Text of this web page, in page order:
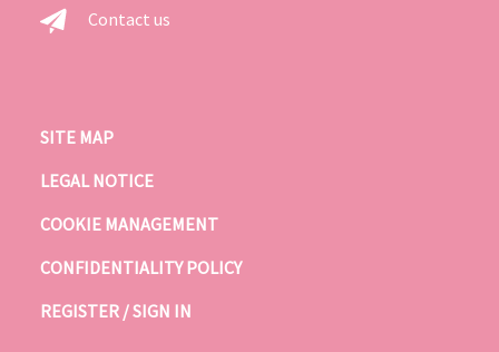
Contact us
SITE MAP
LEGAL NOTICE
COOKIE MANAGEMENT
CONFIDENTIALITY POLICY
REGISTER / SIGN IN